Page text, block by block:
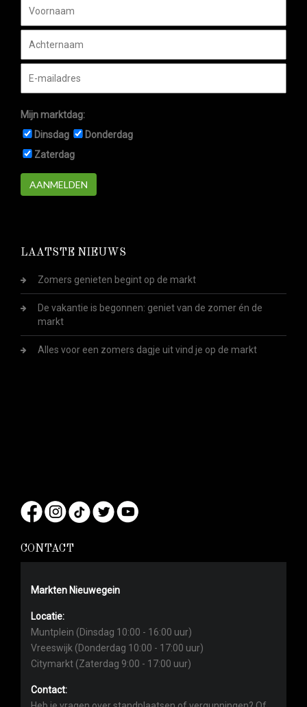
Mijn marktdag:
Dinsdag
Donderdag
Zaterdag
AANMELDEN
LAATSTE NIEUWS
Zomers genieten begint op de markt
De vakantie is begonnen: geniet van de zomer én de
markt
Alles voor een zomers dagje uit vind je op de markt
CONTACT
Markten Nieuwegein
Locatie:
Muntplein (Dinsdag 10:00 - 16:00 uur)
Vreeswijk (Donderdag 10:00 - 17:00 uur)
Citymarkt (Zaterdag 9:00 - 17:00 uur)
Contact: